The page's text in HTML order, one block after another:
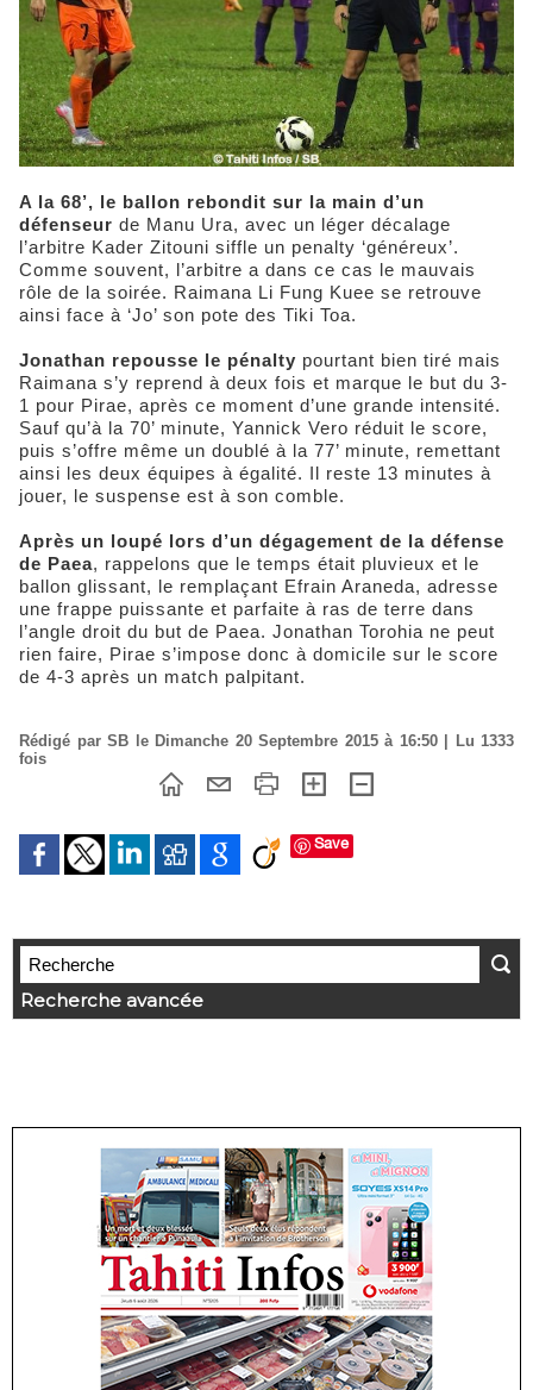
A la 68’, le ballon rebondit sur la main d’un
défenseur de Manu Ura, avec un léger décalage
l’arbitre Kader Zitouni siffle un penalty ‘généreux’.
Comme souvent, l’arbitre a dans ce cas le mauvais
rôle de la soirée. Raimana Li Fung Kuee se retrouve
ainsi face à ‘Jo’ son pote des Tiki Toa.
Jonathan repousse le pénalty pourtant bien tiré mais
Raimana s’y reprend à deux fois et marque le but du 3-
1 pour Pirae, après ce moment d’une grande intensité.
Sauf qu’à la 70’ minute, Yannick Vero réduit le score,
puis s’offre même un doublé à la 77’ minute, remettant
ainsi les deux équipes à égalité. Il reste 13 minutes à
jouer, le suspense est à son comble.
Après un loupé lors d’un dégagement de la défense
de Paea, rappelons que le temps était pluvieux et le
ballon glissant, le remplaçant Efrain Araneda, adresse
une frappe puissante et parfaite à ras de terre dans
l’angle droit du but de Paea. Jonathan Torohia ne peut
rien faire, Pirae s’impose donc à domicile sur le score
de 4-3 après un match palpitant.
Rédigé par SB le Dimanche 20 Septembre 2015 à 16:50 | Lu 1333
fois
Save
Recherche avancée